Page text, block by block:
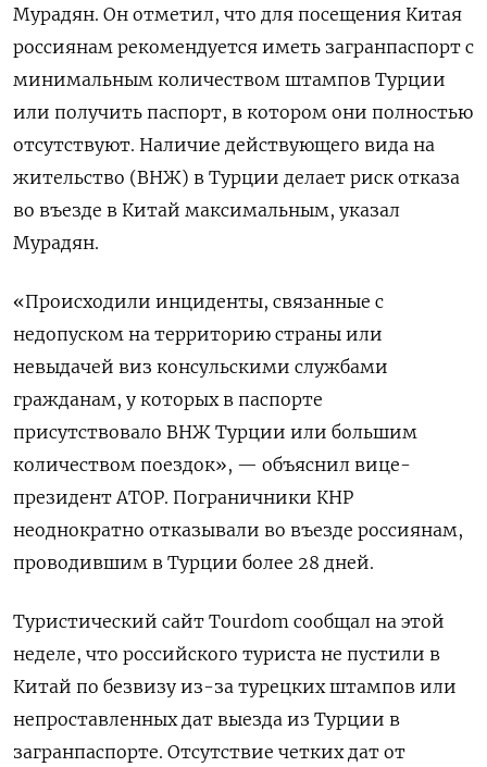
Мурадян. Он отметил, что для посещения Китая
россиянам рекомендуется иметь загранпаспорт с
минимальным количеством штампов Турции
или получить паспорт, в котором они полностью
отсутствуют. Наличие действующего вида на
жительство (ВНЖ) в Турции делает риск отказа
во въезде в Китай максимальным, указал
Мурадян.
«Происходили инциденты, связанные с
недопуском на территорию страны или
невыдачей виз консульскими службами
гражданам, у которых в паспорте
присутствовало ВНЖ Турции или большим
количеством поездок», — объяснил вице-
президент АТОР. Пограничники КНР
неоднократно отказывали во въезде россиянам,
проводившим в Турции более 28 дней.
Туристический сайт Tourdom сообщал на этой
неделе, что российского туриста не пустили в
Китай по безвизу из-за турецких штампов или
непроставленных дат выезда из Турции в
загранпаспорте. Отсутствие четких дат от